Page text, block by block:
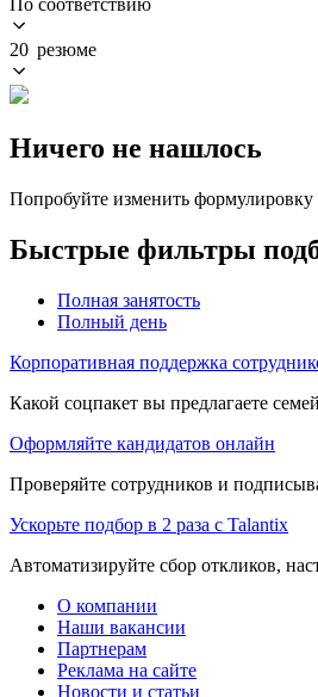
20 резюме
Ничего не нашлось
Попробуйте изменить
Быстрые фильтры
Полная занятость
Полный день
Корпоративная поддержка
Какой соцпакет вы предлагаете
Оформляйте кандидатов онлайн
Проверяйте сотрудников и
Ускорьте подбор в 2 раза с Talantix
Автоматизируйте сбор откликов,
О компании
Наши вакансии
Партнерам
Реклама на сайте
Новости и статьи